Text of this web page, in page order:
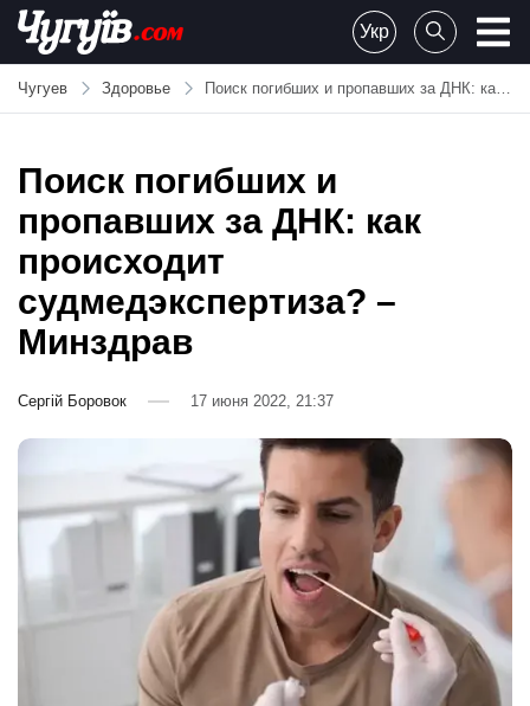
Skip
content
Chuguiv
Укр
Чугуев Здоровье Поиск погибших и пропавших за ДНК: как происходит судмедэкспертиза? – Минздрав
Поиск погибших и
пропавших за ДНК: как
происходит
судмедэкспертиза? –
Минздрав
Сергій Боровок 17 июня 2022, 21:37